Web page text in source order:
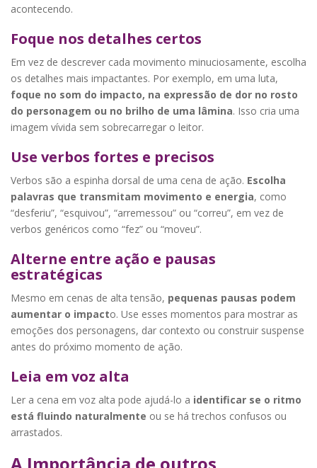
acontecendo.
Foque nos detalhes certos
Em vez de descrever cada movimento minuciosamente, escolha
os detalhes mais impactantes. Por exemplo, em uma luta,
foque no som do impacto, na expressão de dor no rosto
do personagem ou no brilho de uma lâmina. Isso cria uma
imagem vívida sem sobrecarregar o leitor.
Use verbos fortes e precisos
Verbos são a espinha dorsal de uma cena de ação. Escolha
palavras que transmitam movimento e energia, como
“desferiu”, “esquivou”, “arremessou” ou “correu”, em vez de
verbos genéricos como “fez” ou “moveu”.
Alterne entre ação e pausas
estratégicas
Mesmo em cenas de alta tensão, pequenas pausas podem
aumentar o impacto. Use esses momentos para mostrar as
emoções dos personagens, dar contexto ou construir suspense
antes do próximo momento de ação.
Leia em voz alta
Ler a cena em voz alta pode ajudá-lo a identificar se o ritmo
está fluindo naturalmente ou se há trechos confusos ou
arrastados.
A Importância de outros